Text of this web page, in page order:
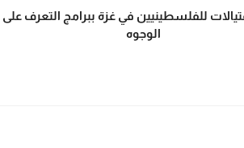
للفلسطينيين في غزة ببرامج التعرف على
الوجوه